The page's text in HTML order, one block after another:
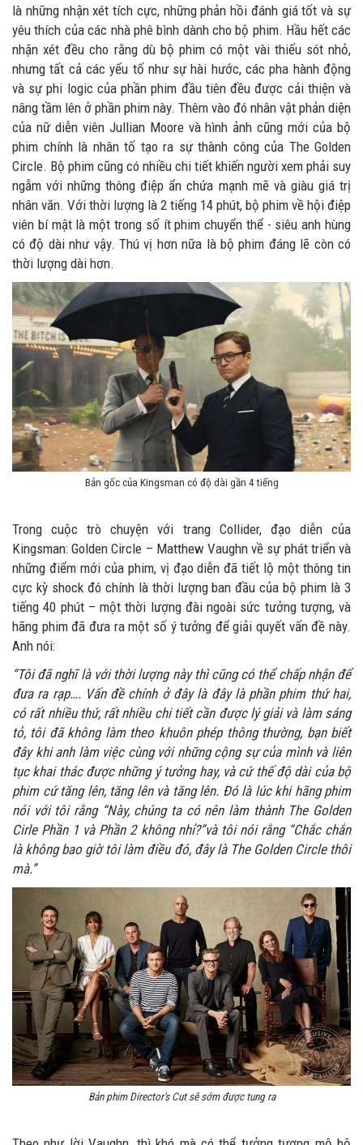
là những nhận xét tích cực, những phản hồi đánh giá tốt và sự
yêu thích của các nhà phê bình dành cho bộ phim. Hầu hết các
nhận xét đều cho rằng dù bộ phim có một vài thiếu sót nhỏ,
nhưng tất cả các yếu tố như sự hài hước, các pha hành động
và sự phi logic của phần phim đầu tiên đều được cải thiện và
nâng tầm lên ở phần phim này. Thêm vào đó nhân vật phản diện
của nữ diễn viên Jullian Moore và hình ảnh cũng mới của bộ
phim chính là nhân tố tạo ra sự thành công của The Golden
Circle. Bộ phim cũng có nhiều chi tiết khiến người xem phải suy
ngẫm với những thông điệp ẩn chứa mạnh mẽ và giàu giá trị
nhân văn. Với thời lượng là 2 tiếng 14 phút, bộ phim về hội điệp
viên bí mật là một trong số ít phim chuyển thể - siêu anh hùng
có độ dài như vậy. Thú vị hơn nữa là bộ phim đáng lẽ còn có
thời lượng dài hơn.
Bản gốc của Kingsman có độ dài gần 4 tiếng
Trong cuộc trò chuyện với trang Collider, đạo diễn của
Kingsman: Golden Circle – Matthew Vaughn về sự phát triển và
những điểm mới của phim, vị đạo diễn đã tiết lộ một thông tin
cực kỳ shock đó chính là thời lượng ban đầu của bộ phim là 3
tiếng 40 phút – một thời lượng đài ngoài sức tưởng tượng, và
hãng phim đã đưa ra một số ý tưởng để giải quyết vấn đề này.
Anh nói:
“Tôi đã nghĩ là với thời lượng này thì cũng có thể chấp nhận để
đưa ra rạp…. Vấn đề chính ở đây là đây là phần phim thứ hai,
có rất nhiều thứ, rất nhiều chi tiết cần được lý giải và làm sáng
tỏ, tôi đã không làm theo khuôn phép thông thường, bạn biết
đây khi anh làm việc cùng với những cộng sự của mình và liên
tục khai thác được những ý tưởng hay, và cứ thế độ dài của bộ
phim cứ tăng lên, tăng lên và tăng lên. Đó là lúc khi hãng phim
nói với tôi rằng “Này, chúng ta có nên làm thành The Golden
Cirle Phần 1 và Phần 2 không nhỉ?”và tôi nói rằng “Chắc chắn
là không bao giờ tôi làm điều đó, đây là The Golden Circle thôi
mà.”
Bản phim Director's Cut sẽ sớm được tung ra